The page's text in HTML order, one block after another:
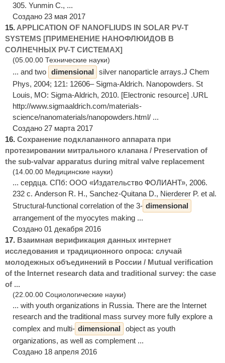
305. Yunmin C., ...
Создано 23 мая 2017
15. APPLICATION OF NANOFLIUDS IN SOLAR PV-T
SYSTEMS [ПРИМЕНЕНИЕ НАНОФЛЮИДОВ В
СОЛНЕЧНЫХ PV-T СИСТЕМАХ]
(05.00.00 Технические науки)
... and two dimensional silver nanoparticle arrays.J Chem
Phys, 2004; 121: 12606– Sigma-Aldrich. Nanopowders. St
Louis, MO: Sigma-Aldrich, 2010. [Electronic resource] .URL
http://www.sigmaaldrich.com/materials-
science/nanomaterials/nanopowders.html/ ...
Создано 27 марта 2017
16. Сохранение подклапанного аппарата при
протезировании митрального клапана / Preservation of
the sub-valvar apparatus during mitral valve replacement
(14.00.00 Медицинские науки)
... сердца. СПб: ООО «Издательство ФОЛИАНТ», 2006.
232 с. Anderson R. H., Sanchez-Quitana D., Nierderer P. et al.
Structural-functional correlation of the 3- dimensional
arrangement of the myocytes making ...
Создано 01 декабря 2016
17. Взаимная верификация данных интернет
исследования и традиционного опроса: случай
молодежных объединений в России / Mutual verification
of the Internet research data and traditional survey: the case
of ...
(22.00.00 Социологические науки)
... with youth organizations in Russia. There are the Internet
research and the traditional mass survey more fully explore a
complex and multi- dimensional object as youth
organizations, as well as complement ...
Создано 18 апреля 2016